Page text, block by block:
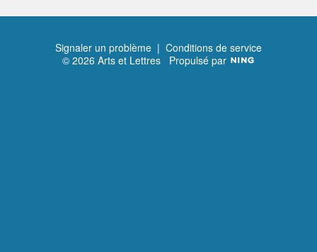
Signaler un problème | Conditions de service
© 2026 Arts et Lettres Propulsé par